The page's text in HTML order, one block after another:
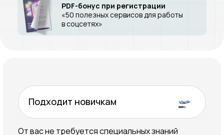
PDF-бонус при регистрации
«50 полезных сервисов для работы
в соцсетях»
Подходит новичкам
От вас не требуется специальных знаний